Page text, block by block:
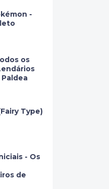
-
os
Type)
- Os
de